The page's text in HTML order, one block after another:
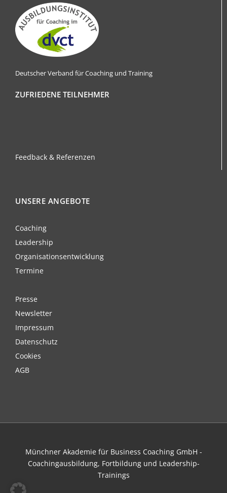
Deutscher Verband für Coaching und Training
ZUFRIEDENE TEILNEHMER
Feedback & Referenzen
UNSERE ANGEBOTE
Coaching
Leadership
Organisationsentwicklung
Termine
Presse
Newsletter
Impressum
Datenschutz
Cookies
AGB
Münchner Akademie für Business Coaching GmbH -
Coachingausbildung, Fortbildung und Leadership-
Trainings